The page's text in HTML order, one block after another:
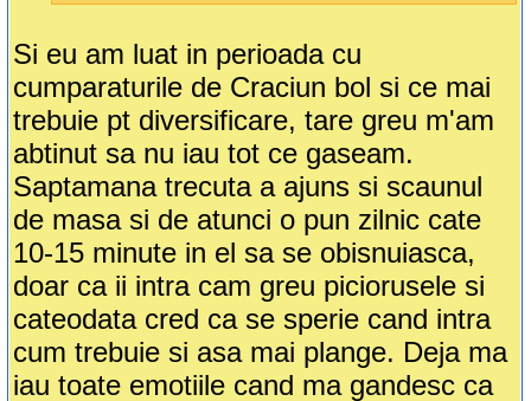
Si eu am luat in perioada cu
cumparaturile de Craciun bol si ce mai
trebuie pt diversificare, tare greu m'am
abtinut sa nu iau tot ce gaseam.
Saptamana trecuta a ajuns si scaunul
de masa si de atunci o pun zilnic cate
10-15 minute in el sa se obisnuiasca,
doar ca ii intra cam greu piciorusele si
cateodata cred ca se sperie cand intra
cum trebuie si asa mai plange. Deja ma
iau toate emotiile cand ma gandesc ca